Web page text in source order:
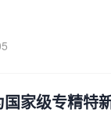
家级专精特